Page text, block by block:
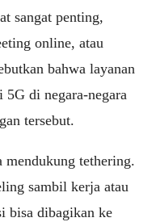
sangat penting,
online, atau
bahwa layanan
5G di negara-negara
tersebut.
mendukung tethering.
sambil kerja atau
bisa dibagikan ke